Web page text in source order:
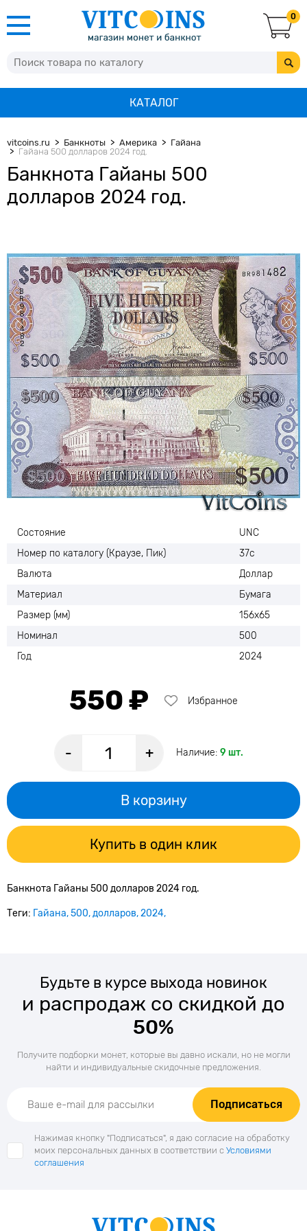
0
КАТАЛОГ
vitcoins.ru Банкноты Америка
Гайана
Гайана 500 долларов 2024 год.
Банкнота Гайаны 500
долларов 2024 год.
Состояние
UNC
Номер по каталогу (Краузе, Пик)
37с
Валюта
Доллар
Материал
Бумага
Размер (мм)
156х65
Номинал
500
Год
2024
550 ₽ Избранное
- + Наличие: 9 шт.
В корзину
Купить в один клик
Банкнота Гайаны 500 долларов 2024 год.
Теги: Гайана 500 долларов 2024
Будьте в курсе выхода новинок
и распродаж со скидкой до
50%
Получите подборки монет, которые вы давно искали, но не могли
найти и индивидуальные скидочные предложения.
Подписаться
Нажимая кнопку "Подписаться", я даю согласие на обработку
моих персональных данных в соответствии с Условиями
соглашения